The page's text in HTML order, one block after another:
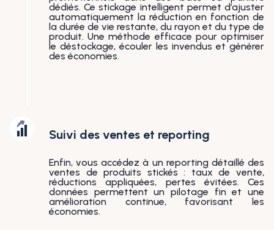
dédiés. Ce stickage intelligent permet d’ajuster
automatiquement la réduction en fonction de
la durée de vie restante, du rayon et du type de
produit. Une méthode efficace pour optimiser
le déstockage, écouler les invendus et générer
des économies.
Suivi des ventes et reporting
Enfin, vous accédez à un reporting détaillé des
ventes de produits stickés : taux de vente,
réductions appliquées, pertes évitées. Ces
données permettent un pilotage fin et une
amélioration continue, favorisant les
économies.